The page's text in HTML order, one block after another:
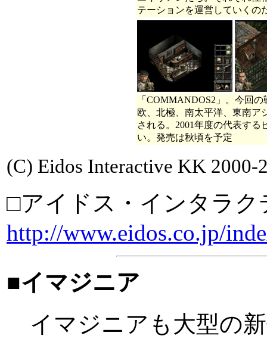
テーションを運営していくの
「COMMANDOS2」。今回
欧、北極、南太平洋、東南ア
される。2001年度の代表す
い。発売は秋頃を予定
(C) Eidos Interactive KK 2000-
□アイドス・インタラ
http://www.eidos.co.jp/
■イマジニア
イマジニアも大型の